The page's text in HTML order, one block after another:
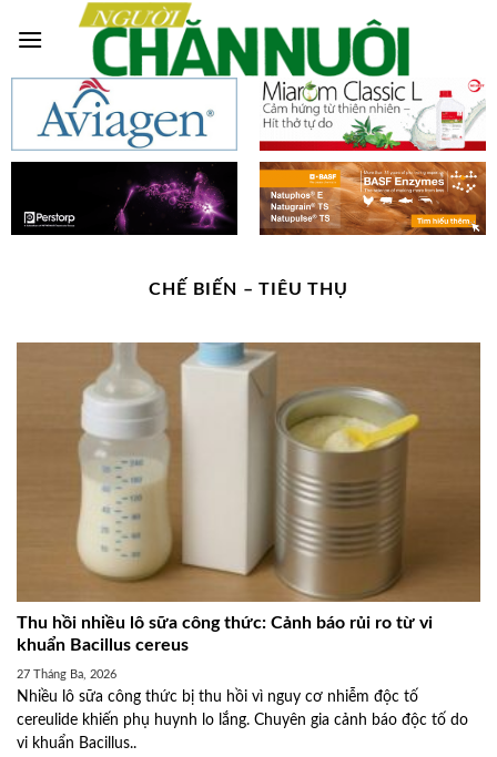
CHẾ BIẾN – TIÊU THỤ
Thu hồi nhiều lô sữa công thức: Cảnh báo rủi ro từ vi
khuẩn Bacillus cereus
27 Tháng Ba, 2026
Nhiều lô sữa công thức bị thu hồi vì nguy cơ nhiễm độc tố
cereulide khiến phụ huynh lo lắng. Chuyên gia cảnh báo độc tố do
vi khuẩn Bacillus..